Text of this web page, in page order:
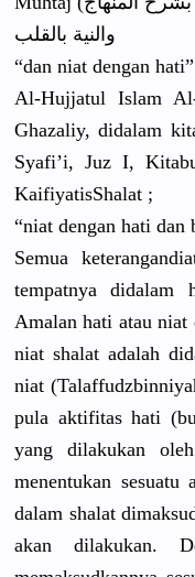
والنية بالقلب
“dan niat dengan hati”
Al-Hujjatul Islam
Ghazaliy, didalam
Syafi’i, Juz I,
KaifiyatisShalat ;
“niat dengan hati dan
Semua keterangan
tempatnya
Amalan hati atau niat
niat shalat adalah
niat (Talaffudz
pula aktifitas hati
yang dilakukan
menentukan sesuatu
dalam shalat
akan dilakukan.